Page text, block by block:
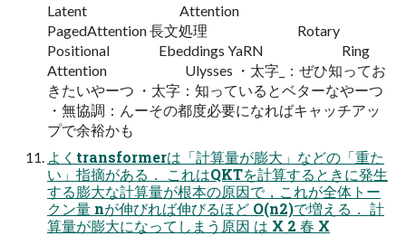
Latent Attention
PagedAttention 長文処理 Rotary
Positional Ebeddings YaRN Ring
Attention Ulysses ・太字_：ぜひ知ってお
きたいやーつ ・太字：知っているとベターなやーつ
・無協調：んーその都度必要になればキャッチアッ
プで余裕かも
よくtransformerは「計算量が膨大」などの「重た
い」指摘がある． これはQKTを計算するときに発生
する膨大な計算量が根本の原因で，これが全体トー
クン量 nが伸びれば伸びるほど O(n2)で増える． 計
算量が膨大になってしまう原因 は X 2 春 X